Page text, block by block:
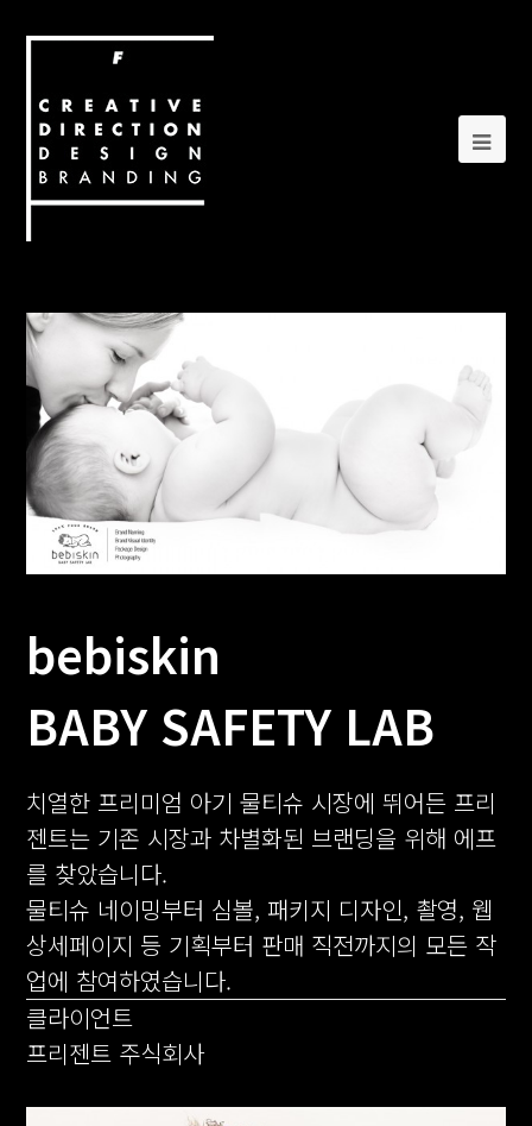
bebiskin
BABY SAFETY LAB
치열한 프리미엄 아기 물티슈 시장에 뛰어든 프리
젠트는 기존 시장과 차별화된 브랜딩을 위해 에프
를 찾았습니다.
물티슈 네이밍부터 심볼, 패키지 디자인, 촬영, 웹
상세페이지 등 기획부터 판매 직전까지의 모든 작
업에 참여하였습니다.
클라이언트
프리젠트 주식회사